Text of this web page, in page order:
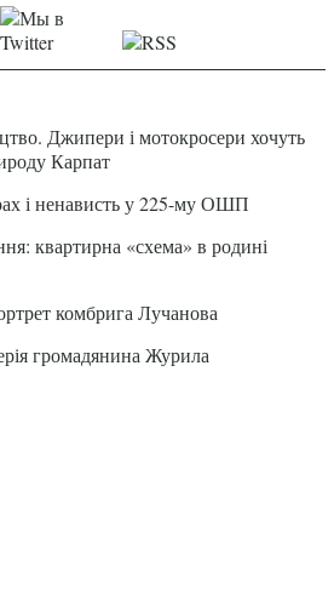
Джипери і мотокросери хочуть
Карпат
і ненависть у 225-му ОШП
квартирна «схема» в родині
комбрига Лучанова
громадянина Журила